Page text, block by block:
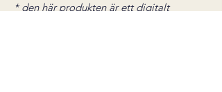
* den här produkten är ett digitalt